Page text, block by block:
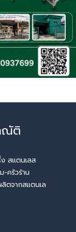
ณัติ
ง สแตนเลส
-ครัวร้าน
ตจากสแตนเล